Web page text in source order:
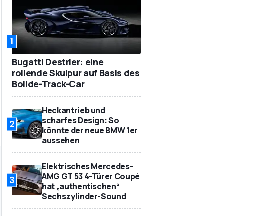
1
Bugatti Destrier: eine
rollende Skulpur auf Basis des
Bolide-Track-Car
2
Heckantrieb und
scharfes Design: So
könnte der neue BMW 1er
aussehen
3
Elektrisches Mercedes-
AMG GT 53 4-Türer Coupé
hat „authentischen“
Sechszylinder-Sound